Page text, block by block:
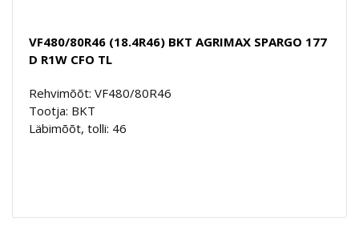
VF480/80R46 (18.4R46) BKT AGRIMAX SPARGO 177
D R1W CFO TL
Rehvimõõt: VF480/80R46
Tootja: BKT
Läbimõõt, tolli: 46